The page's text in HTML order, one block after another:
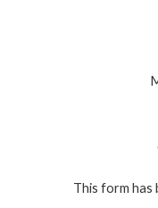
This form has